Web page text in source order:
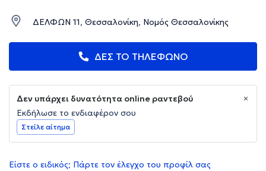
ΔΕΛΦΩΝ 11, Θεσσαλονίκη, Νομός Θεσσαλονίκης
ΔΕΣ ΤΟ ΤΗΛΕΦΩΝΟ
Δεν υπάρχει δυνατότητα online ραντεβού
Εκδήλωσε το ενδιαφέρον σου
Στείλε αίτημα
Είστε ο ειδικός; Πάρτε τον έλεγχο του προφίλ σας